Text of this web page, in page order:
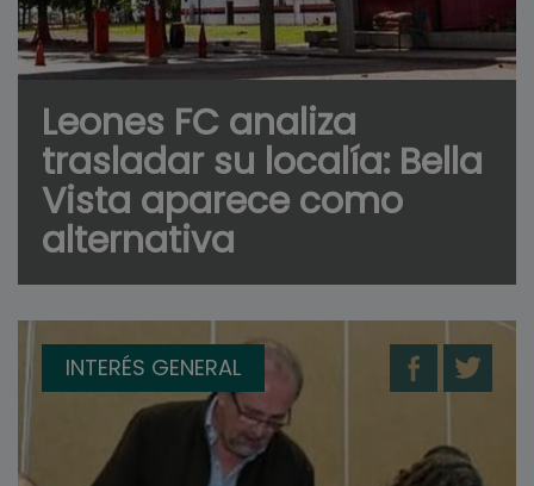
Leones FC analiza
trasladar su localía: Bella
Vista aparece como
alternativa
INTERÉS GENERAL